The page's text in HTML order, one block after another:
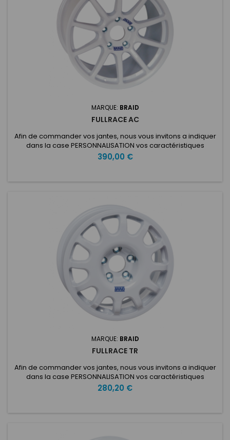
MARQUE: BRAID
FULLRACE AC
Afin de commander vos jantes, nous vous invitons a indiquer
dans la case PERSONNALISATION vos caractéristiques
voulues: ET: Nombre de trous: Entraxe: Type de voiture:
Diamètre du moyeu: Fullrace AC 11X18Fabriqué avec la
Prix
390,00 €
MARQUE: BRAID
FULLRACE TR
Afin de commander vos jantes, nous vous invitons a indiquer
dans la case PERSONNALISATION vos caractéristiques
voulues: ET: Nombre de trous: Entraxe: Type de voiture:
Diamètre du moyeu: Fullrace TR 6X15Fabriqué avec la
Prix
280,20 €